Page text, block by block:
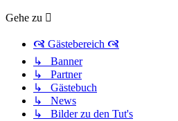
Gehe zu
🙧 Gästebereich 🙧
↳ Banner
↳ Partner
↳ Gästebuch
↳ News
↳ Bilder zu den Tut's